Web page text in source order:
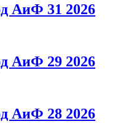
АиФ 31 2026
АиФ 29 2026
АиФ 28 2026